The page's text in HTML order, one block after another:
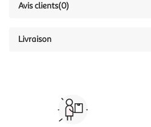
Avis clients(0)
Livraison